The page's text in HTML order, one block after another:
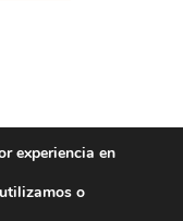
experiencia en
o